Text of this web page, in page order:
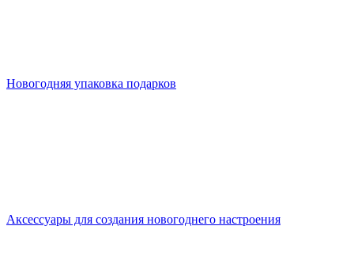
Новогодняя упаковка подарков
Аксессуары для создания новогоднего настроения